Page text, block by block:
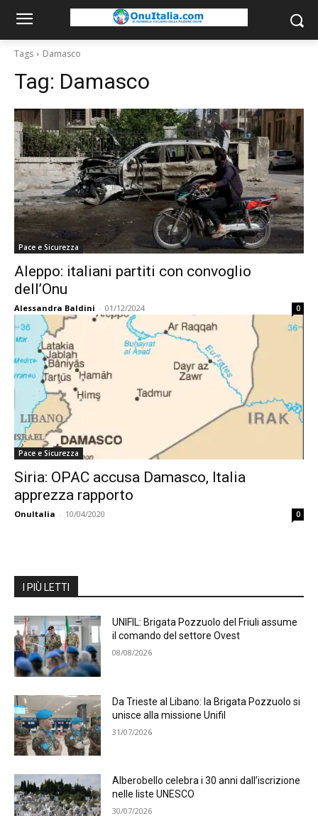
Tags Damasco
Tag: Damasco
Pace e Sicurezza
Aleppo: italiani partiti con convoglio
dell’Onu
Alessandra Baldini - 01/12/2024 0
Pace e Sicurezza
Siria: OPAC accusa Damasco, Italia
apprezza rapporto
OnuItalia - 10/04/2020 0
I PIÙ LETTI
UNIFIL: Brigata Pozzuolo del Friuli assume
il comando del settore Ovest
08/08/2026
Da Trieste al Libano: la Brigata Pozzuolo si
unisce alla missione Unifil
31/07/2026
Alberobello celebra i 30 anni dall’iscrizione
nelle liste UNESCO
30/07/2026